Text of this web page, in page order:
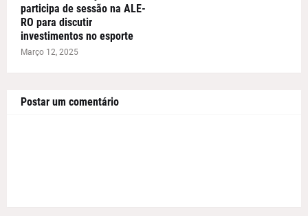
participa de sessão na ALE-
RO para discutir
investimentos no esporte
Março 12, 2025
Postar um comentário